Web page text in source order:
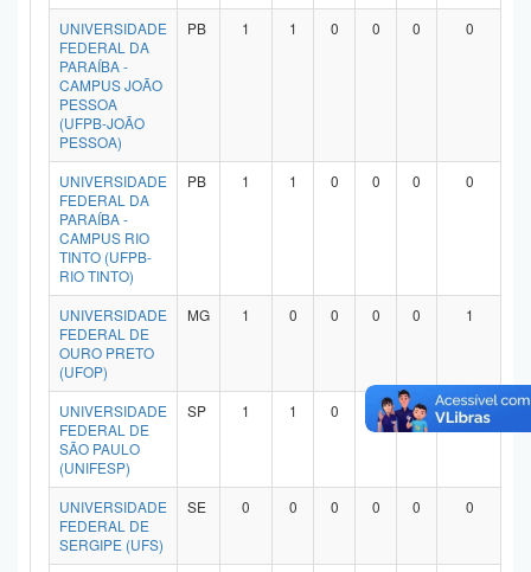
UNIVERSIDADE
FEDERAL DA
PARAÍBA -
CAMPUS JOÃO
PESSOA
(UFPB-JOÃO
PESSOA)
PB 1 1 0 0 0 0
UNIVERSIDADE
FEDERAL DA
PARAÍBA -
CAMPUS RIO
TINTO (UFPB-
RIO TINTO)
PB 1 1 0 0 0 0
UNIVERSIDADE
FEDERAL DE
OURO PRETO
(UFOP)
MG 1 0 0 0 0 1
UNIVERSIDADE
FEDERAL DE
SÃO PAULO
(UNIFESP)
SP 1 1 0 0 0 0
UNIVERSIDADE
FEDERAL DE
SERGIPE (UFS)
SE 0 0 0 0 0 0